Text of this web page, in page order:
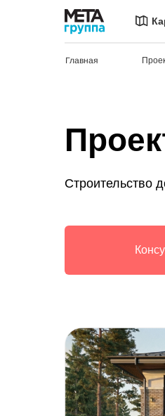
Главная
Строительство